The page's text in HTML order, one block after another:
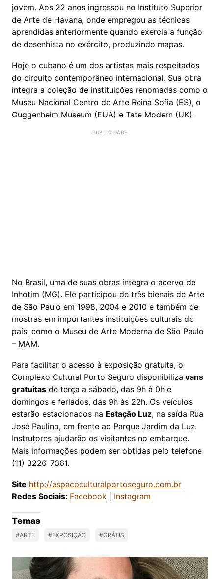
jovem. Aos 22 anos ingressou no Instituto Superior
de Arte de Havana, onde empregou as técnicas
aprendidas anteriormente quando exercia a função
de desenhista no exército, produzindo mapas.
Hoje o cubano é um dos artistas mais respeitados
do circuito contemporâneo internacional. Sua obra
integra a coleção de instituições renomadas como o
Museu Nacional Centro de Arte Reina Sofia (ES), o
Guggenheim Museum (EUA) e Tate Modern (UK).
No Brasil, uma de suas obras integra o acervo de
Inhotim (MG). Ele participou de três bienais de Arte
de São Paulo em 1998, 2004 e 2010 e também de
mostras em importantes instituições culturais do
país, como o Museu de Arte Moderna de São Paulo
– MAM.
Para facilitar o acesso à exposição gratuita, o
Complexo Cultural Porto Seguro disponibiliza vans
gratuitas de terça a sábado, das 9h à 0h e
domingos e feriados, das 9h às 22h. Os veículos
estarão estacionados na Estação Luz, na saída Rua
José Paulino, em frente ao Parque Jardim da Luz.
Instrutores ajudarão os visitantes no embarque.
Mais informações podem ser obtidas pelo telefone
(11) 3226-7361.
Site http://espacoculturalportoseguro.com.br
Redes Sociais: Facebook Instagram
Temas
#ARTE #EXPOSIÇÃO #GRÁTIS